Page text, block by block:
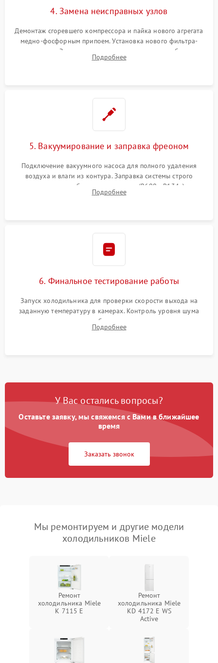
4. Замена неисправных узлов
Демонтаж сгоревшего компрессора и пайка нового агрегата
медно-фосфорным припоем. Установка нового фильтра-
осушителя. Замена изношенных вентиляторов обдува,
сломанных заслонок или поврежденных дверных петель.
Подробнее
5. Вакуумирование и заправка фреоном
Подключение вакуумного насоса для полного удаления
воздуха и влаги из контура. Заправка системы строго
дозированным объемом хладагента (R600a, R134a) по
электронным весам. Контроль рабочего давления в системе.
Подробнее
6. Финальное тестирование работы
Запуск холодильника для проверки скорости выхода на
заданную температуру в камерах. Контроль уровня шума
компрессора, отсутствия обмерзания стенок и корректного
срабатывания системы автоматической оттайки.
Подробнее
У Вас остались вопросы?
Оставьте заявку, мы свяжемся с Вами в ближайшее
время
Заказать звонок
Мы ремонтируем и другие модели
холодильников Miele
Ремонт
холодильника Miele
K 7115 E
Ремонт
холодильника Miele
KD 4172 E WS
Active